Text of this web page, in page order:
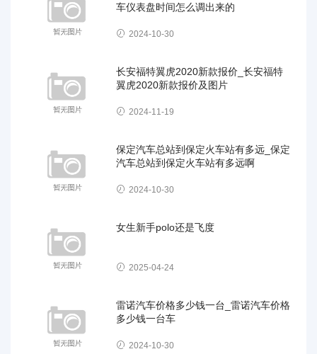
车仪表盘时间怎么调出来的
2024-10-30
长安福特翼虎2020新款报价_长安福特
翼虎2020新款报价及图片
2024-11-19
保定汽车总站到保定火车站有多远_保定
汽车总站到保定火车站有多远啊
2024-10-30
女生新手polo还是飞度
2025-04-24
雷诺汽车价格多少钱一台_雷诺汽车价格
多少钱一台车
2024-10-30